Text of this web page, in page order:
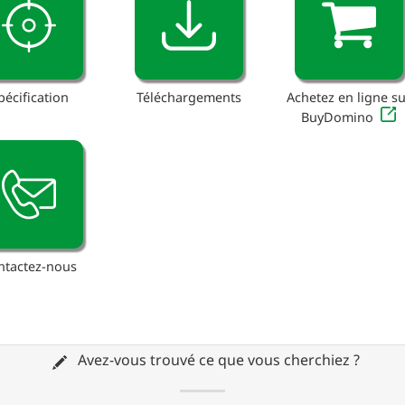
Téléchargements
Achetez en ligne
BuyDomino
nous
Avez-vous trouvé ce que vous cherchiez ?